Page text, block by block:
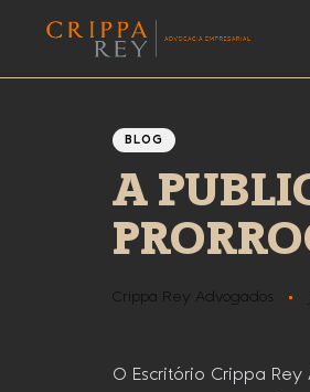
BLOG
A
Crippa Rey Advogados
O Escritório Crippa